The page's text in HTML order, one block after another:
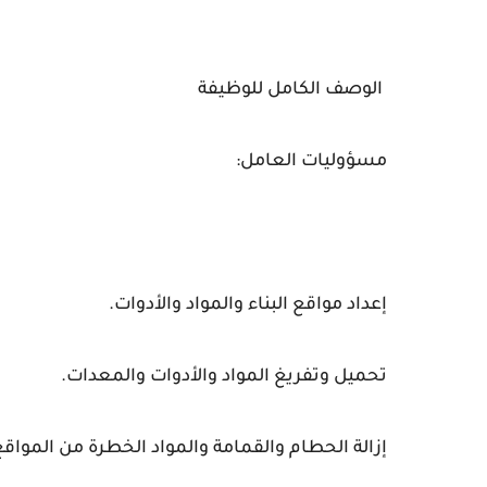
الوصف الكامل للوظيفة
مسؤوليات العامل:
إعداد مواقع البناء والمواد والأدوات.
تحميل وتفريغ المواد والأدوات والمعدات.
إزالة الحطام والقمامة والمواد الخطرة من